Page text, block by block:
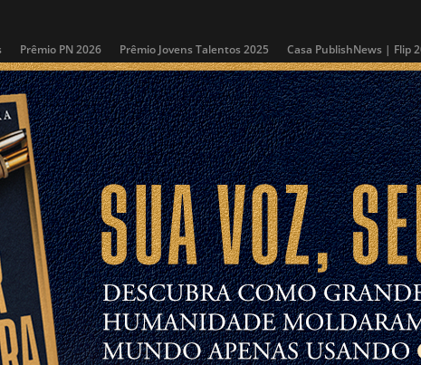
Prêmio PN 2026 Prêmio Jovens Talentos 2025 Casa PublishNews | Flip